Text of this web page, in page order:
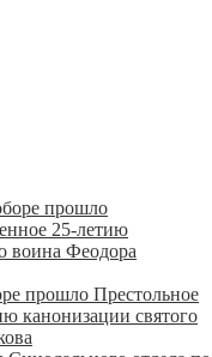
прошло Престольное
канонизации святого